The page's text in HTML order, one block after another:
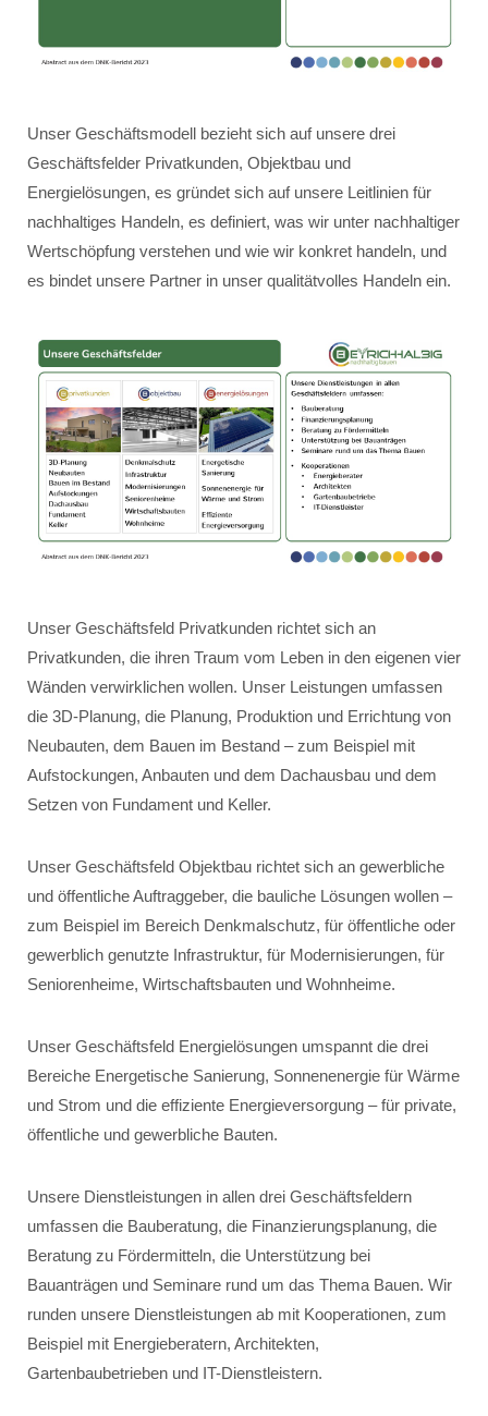
Unser Geschäftsmodell bezieht sich auf unsere drei
Geschäftsfelder Privatkunden, Objektbau und
Energielösungen, es gründet sich auf unsere Leitlinien für
nachhaltiges Handeln, es definiert, was wir unter nachhaltiger
Wertschöpfung verstehen und wie wir konkret handeln, und
es bindet unsere Partner in unser qualitätvolles Handeln ein.
Unser Geschäftsfeld Privatkunden richtet sich an
Privatkunden, die ihren Traum vom Leben in den eigenen vier
Wänden verwirklichen wollen. Unser Leistungen umfassen
die 3D-Planung, die Planung, Produktion und Errichtung von
Neubauten, dem Bauen im Bestand – zum Beispiel mit
Aufstockungen, Anbauten und dem Dachausbau und dem
Setzen von Fundament und Keller.
Unser Geschäftsfeld Objektbau richtet sich an gewerbliche
und öffentliche Auftraggeber, die bauliche Lösungen wollen –
zum Beispiel im Bereich Denkmalschutz, für öffentliche oder
gewerblich genutzte Infrastruktur, für Modernisierungen, für
Seniorenheime, Wirtschaftsbauten und Wohnheime.
Unser Geschäftsfeld Energielösungen umspannt die drei
Bereiche Energetische Sanierung, Sonnenenergie für Wärme
und Strom und die effiziente Energieversorgung – für private,
öffentliche und gewerbliche Bauten.
Unsere Dienstleistungen in allen drei Geschäftsfeldern
umfassen die Bauberatung, die Finanzierungsplanung, die
Beratung zu Fördermitteln, die Unterstützung bei
Bauanträgen und Seminare rund um das Thema Bauen. Wir
runden unsere Dienstleistungen ab mit Kooperationen, zum
Beispiel mit Energieberatern, Architekten,
Gartenbaubetrieben und IT-Dienstleistern.